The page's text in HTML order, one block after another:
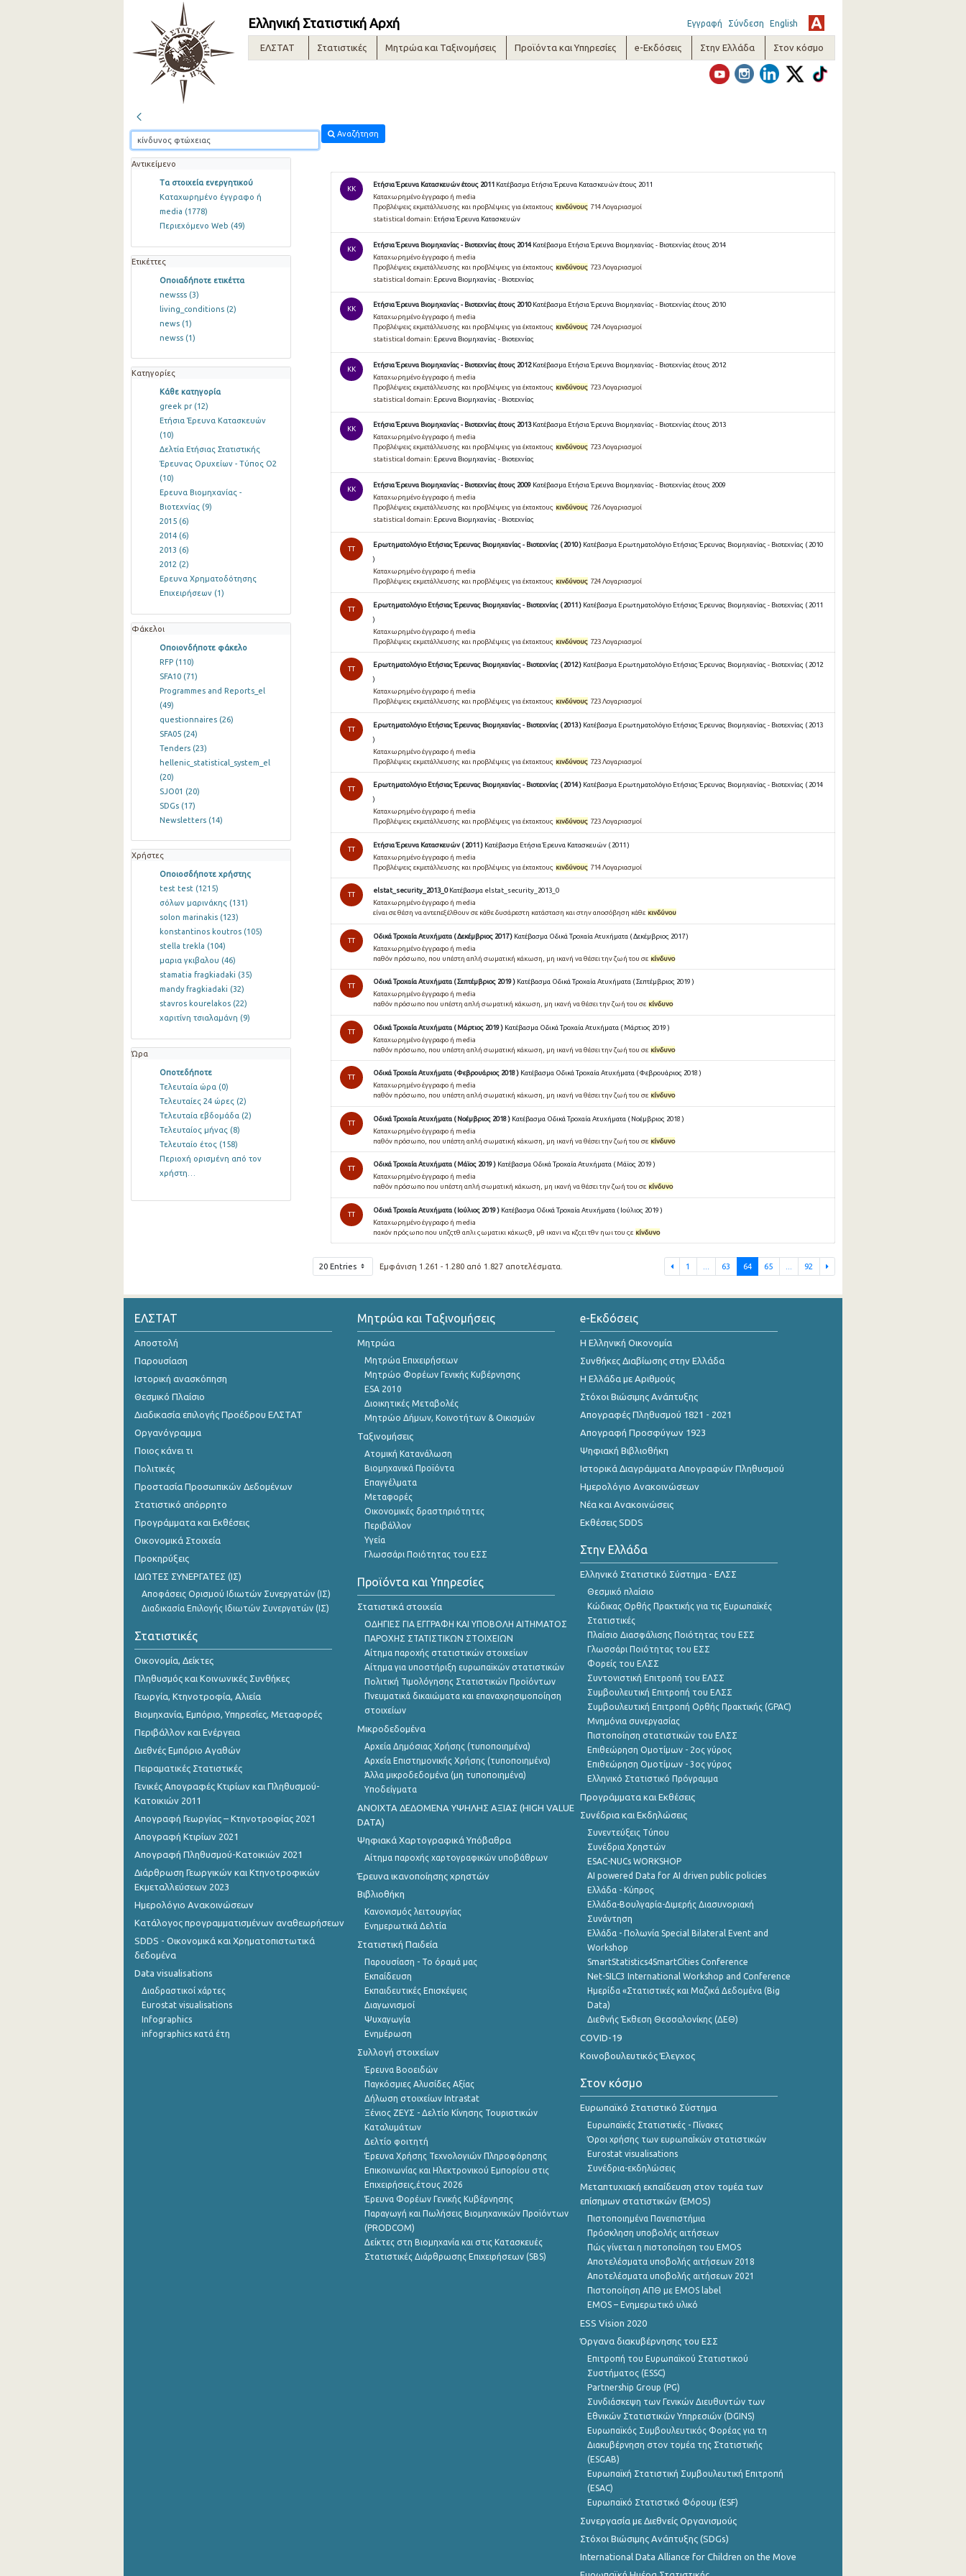
Ελληνική Στατιστική Αρχή Εγγραφή Σύνδεση English
ΕΛΣΤΑΤ Στατιστικές Μητρώα και Ταξινομήσεις Προϊόντα και Υπηρεσίες e-Εκδόσεις Στην Ελλάδα Στον κόσμο
Αναζήτηση
Αντικείμενο
Τα στοιχεία ενεργητικού
Καταχωρημένο έγγραφο ή
media (1778)
Περιεχόμενο Web (49)
Ετικέττες
Οποιαδήποτε ετικέττα
newsss (3)
living_conditions (2)
news (1)
newss (1)
Κατηγορίες
Κάθε κατηγορία
greek pr (12)
Ετήσια Έρευνα Κατασκευών
(10)
Δελτία Ετήσιας Στατιστικής
Έρευνας Ορυχείων - Τύπος Ο2
(10)
Ερευνα Βιομηχανίας -
Βιοτεχνίας (9)
2015 (6)
2014 (6)
2013 (6)
2012 (2)
Ερευνα Χρηματοδότησης
Επιχειρήσεων (1)
Φάκελοι
Οποιονδήποτε φάκελο
RFP (110)
SFA10 (71)
Programmes and Reports_el
(49)
questionnaires (26)
SFA05 (24)
Tenders (23)
hellenic_statistical_system_el
(20)
SJO01 (20)
SDGs (17)
Newsletters (14)
Χρήστες
Οποιοσδήποτε χρήστης
test test (1215)
σόλων μαρινάκης (131)
solon marinakis (123)
konstantinos koutros (105)
stella trekla (104)
μαρια γκιβαλου (46)
stamatia fragkiadaki (35)
mandy fragkiadaki (32)
stavros kourelakos (22)
χαριτίνη τσιαλαμάνη (9)
Ώρα
Οποτεδήποτε
Τελευταία ώρα (0)
Τελευταίες 24 ώρες (2)
Τελευταία εβδομάδα (2)
Τελευταίος μήνας (8)
Τελευταίο έτος (158)
Περιοχή ορισμένη από τον
χρήστη…
KK
Ετήσια Έρευνα Κατασκευών έτους 2011 Κατέβασμα Ετήσια Έρευνα Κατασκευών έτους 2011
Καταχωρημένο έγγραφο ή media
Προβλέψεις εκμετάλλευσης και προβλέψεις για έκτακτους κινδύνους 714 Λογαριασμοί
statistical domain: Ετήσια Έρευνα Κατασκευών
KK
Ετήσια Έρευνα Βιομηχανίας - Βιοτεχνίας έτους 2014 Κατέβασμα Ετήσια Έρευνα Βιομηχανίας - Βιοτεχνίας έτους 2014
Καταχωρημένο έγγραφο ή media
Προβλέψεις εκμετάλλευσης και προβλέψεις για έκτακτους κινδύνους 723 Λογαριασμοί
statistical domain: Ερευνα Βιομηχανίας - Βιοτεχνίας
KK
Ετήσια Έρευνα Βιομηχανίας - Βιοτεχνίας έτους 2010 Κατέβασμα Ετήσια Έρευνα Βιομηχανίας - Βιοτεχνίας έτους 2010
Καταχωρημένο έγγραφο ή media
Προβλέψεις εκμετάλλευσης και προβλέψεις για έκτακτους κινδύνους 724 Λογαριασμοί
statistical domain: Ερευνα Βιομηχανίας - Βιοτεχνίας
KK
Ετήσια Έρευνα Βιομηχανίας - Βιοτεχνίας έτους 2012 Κατέβασμα Ετήσια Έρευνα Βιομηχανίας - Βιοτεχνίας έτους 2012
Καταχωρημένο έγγραφο ή media
Προβλέψεις εκμετάλλευσης και προβλέψεις για έκτακτους κινδύνους 723 Λογαριασμοί
statistical domain: Ερευνα Βιομηχανίας - Βιοτεχνίας
KK
Ετήσια Έρευνα Βιομηχανίας - Βιοτεχνίας έτους 2013 Κατέβασμα Ετήσια Έρευνα Βιομηχανίας - Βιοτεχνίας έτους 2013
Καταχωρημένο έγγραφο ή media
Προβλέψεις εκμετάλλευσης και προβλέψεις για έκτακτους κινδύνους 723 Λογαριασμοί
statistical domain: Ερευνα Βιομηχανίας - Βιοτεχνίας
KK
Ετήσια Έρευνα Βιομηχανίας - Βιοτεχνίας έτους 2009 Κατέβασμα Ετήσια Έρευνα Βιομηχανίας - Βιοτεχνίας έτους 2009
Καταχωρημένο έγγραφο ή media
Προβλέψεις εκμετάλλευσης και προβλέψεις για έκτακτους κινδύνους 726 Λογαριασμοί
statistical domain: Ερευνα Βιομηχανίας - Βιοτεχνίας
TT
Ερωτηματολόγιο Ετήσιας Έρευνας Βιομηχανίας - Βιοτεχνίας ( 2010 ) Κατέβασμα Ερωτηματολόγιο Ετήσιας Έρευνας Βιομηχανίας - Βιοτεχνίας ( 2010
)
Καταχωρημένο έγγραφο ή media
Προβλέψεις εκμετάλλευσης και προβλέψεις για έκτακτους κινδύνους 724 Λογαριασμοί
TT
Ερωτηματολόγιο Ετήσιας Έρευνας Βιομηχανίας - Βιοτεχνίας ( 2011 ) Κατέβασμα Ερωτηματολόγιο Ετήσιας Έρευνας Βιομηχανίας - Βιοτεχνίας ( 2011
)
Καταχωρημένο έγγραφο ή media
Προβλέψεις εκμετάλλευσης και προβλέψεις για έκτακτους κινδύνους 723 Λογαριασμοί
TT
Ερωτηματολόγιο Ετήσιας Έρευνας Βιομηχανίας - Βιοτεχνίας ( 2012 ) Κατέβασμα Ερωτηματολόγιο Ετήσιας Έρευνας Βιομηχανίας - Βιοτεχνίας ( 2012
)
Καταχωρημένο έγγραφο ή media
Προβλέψεις εκμετάλλευσης και προβλέψεις για έκτακτους κινδύνους 723 Λογαριασμοί
TT
Ερωτηματολόγιο Ετήσιας Έρευνας Βιομηχανίας - Βιοτεχνίας ( 2013 ) Κατέβασμα Ερωτηματολόγιο Ετήσιας Έρευνας Βιομηχανίας - Βιοτεχνίας ( 2013
)
Καταχωρημένο έγγραφο ή media
Προβλέψεις εκμετάλλευσης και προβλέψεις για έκτακτους κινδύνους 723 Λογαριασμοί
TT
Ερωτηματολόγιο Ετήσιας Έρευνας Βιομηχανίας - Βιοτεχνίας ( 2014 ) Κατέβασμα Ερωτηματολόγιο Ετήσιας Έρευνας Βιομηχανίας - Βιοτεχνίας ( 2014
)
Καταχωρημένο έγγραφο ή media
Προβλέψεις εκμετάλλευσης και προβλέψεις για έκτακτους κινδύνους 723 Λογαριασμοί
TT
Ετήσια Έρευνα Κατασκευών ( 2011 ) Κατέβασμα Ετήσια Έρευνα Κατασκευών ( 2011 )
Καταχωρημένο έγγραφο ή media
Προβλέψεις εκμετάλλευσης και προβλέψεις για έκτακτους κινδύνους 714 Λογαριασμοί
TT
elstat_security_2013_0 Κατέβασμα elstat_security_2013_0
Καταχωρημένο έγγραφο ή media
είναι σε θέση να αντεπεξέλθουν σε κάθε δυσάρεστη κατάσταση και στην αποσόβηση κάθε κινδύνου
TT
Οδικά Τροχαία Ατυχήματα ( Δεκέμβριος 2017 ) Κατέβασμα Οδικά Τροχαία Ατυχήματα ( Δεκέμβριος 2017 )
Καταχωρημένο έγγραφο ή media
παθόν πρόσωπο, που υπέστη απλή σωματική κάκωση, μη ικανή να θέσει την ζωή του σε κίνδυνο
TT
Οδικά Τροχαία Ατυχήματα ( Σεπτέμβριος 2019 ) Κατέβασμα Οδικά Τροχαία Ατυχήματα ( Σεπτέμβριος 2019 )
Καταχωρημένο έγγραφο ή media
παθόν πρόσωπο που υπέστη απλή σωματική κάκωση, μη ικανή να θέσει την ζωή του σε κίνδυνο
TT
Οδικά Τροχαία Ατυχήματα ( Μάρτιος 2019 ) Κατέβασμα Οδικά Τροχαία Ατυχήματα ( Μάρτιος 2019 )
Καταχωρημένο έγγραφο ή media
παθόν πρόσωπο, που υπέστη απλή σωματική κάκωση, μη ικανή να θέσει την ζωή του σε κίνδυνο
TT
Οδικά Τροχαία Ατυχήματα ( Φεβρουάριος 2018 ) Κατέβασμα Οδικά Τροχαία Ατυχήματα ( Φεβρουάριος 2018 )
Καταχωρημένο έγγραφο ή media
παθόν πρόσωπο, που υπέστη απλή σωματική κάκωση, μη ικανή να θέσει την ζωή του σε κίνδυνο
TT
Οδικά Τροχαία Ατυχήματα ( Νοέμβριος 2018 ) Κατέβασμα Οδικά Τροχαία Ατυχήματα ( Νοέμβριος 2018 )
Καταχωρημένο έγγραφο ή media
παθόν πρόσωπο, που υπέστη απλή σωματική κάκωση, μη ικανή να θέσει την ζωή του σε κίνδυνο
TT
Οδικά Τροχαία Ατυχήματα ( Μάϊος 2019 ) Κατέβασμα Οδικά Τροχαία Ατυχήματα ( Μάϊος 2019 )
Καταχωρημένο έγγραφο ή media
παθόν πρόσωπο που υπέστη απλή σωματική κάκωση, μη ικανή να θέσει την ζωή του σε κίνδυνο
TT
Οδικά Τροχαία Ατυχήματα ( Ιούλιος 2019 ) Κατέβασμα Οδικά Τροχαία Ατυχήματα ( Ιούλιος 2019 )
Καταχωρημένο έγγραφο ή media
πακόν πρόςωπο που υπζςτθ απλι ςωματικι κάκωςθ, μθ ικανι να κζςει τθν ηωι του ςε κίνδυνο
20 Entries Εμφάνιση 1.261 - 1.280 από 1.827 αποτελέσματα. 1 63 64 65 92
ΕΛΣΤΑΤ
Αποστολή
Παρουσίαση
Ιστορική ανασκόπηση
Θεσμικό Πλαίσιο
Διαδικασία επιλογής Προέδρου ΕΛΣΤΑΤ
Οργανόγραμμα
Ποιος κάνει τι
Πολιτικές
Προστασία Προσωπικών Δεδομένων
Στατιστικό απόρρητο
Προγράμματα και Εκθέσεις
Οικονομικά Στοιχεία
Προκηρύξεις
ΙΔΙΩΤΕΣ ΣΥΝΕΡΓΑΤΕΣ (ΙΣ)
Αποφάσεις Ορισμού Ιδιωτών Συνεργατών (ΙΣ)
Διαδικασία Επιλογής Ιδιωτών Συνεργατών (ΙΣ)
Στατιστικές
Οικονομία, Δείκτες
Πληθυσμός και Κοινωνικές Συνθήκες
Γεωργία, Κτηνοτροφία, Αλιεία
Βιομηχανία, Εμπόριο, Υπηρεσίες, Μεταφορές
Περιβάλλον και Ενέργεια
Διεθνές Εμπόριο Αγαθών
Πειραματικές Στατιστικές
Γενικές Απογραφές Κτιρίων και Πληθυσμού-
Κατοικιών 2011
Απογραφή Γεωργίας – Κτηνοτροφίας 2021
Απογραφή Κτιρίων 2021
Απογραφή Πληθυσμού-Κατοικιών 2021
Διάρθρωση Γεωργικών και Κτηνοτροφικών
Εκμεταλλεύσεων 2023
Ημερολόγιο Ανακοινώσεων
Κατάλογος προγραμματισμένων αναθεωρήσεων
SDDS - Οικονομικά και Χρηματοπιστωτικά
δεδομένα
Data visualisations
Διαδραστικοί χάρτες
Eurostat visualisations
Infographics
infographics κατά έτη
Μητρώα και Ταξινομήσεις
Μητρώα
Μητρώα Επιχειρήσεων
Μητρώο Φορέων Γενικής Κυβέρνησης
ESA 2010
Διοικητικές Μεταβολές
Μητρώο Δήμων, Κοινοτήτων & Οικισμών
Ταξινομήσεις
Ατομική Κατανάλωση
Βιομηχανικά Προϊόντα
Επαγγέλματα
Μεταφορές
Οικονομικές δραστηριότητες
Περιβάλλον
Υγεία
Γλωσσάρι Ποιότητας του ΕΣΣ
Προϊόντα και Υπηρεσίες
Στατιστικά στοιχεία
ΟΔΗΓΙΕΣ ΓΙΑ ΕΓΓΡΑΦΗ ΚΑΙ ΥΠΟΒΟΛΗ ΑΙΤΗΜΑΤΟΣ
ΠΑΡΟΧΗΣ ΣΤΑΤΙΣΤΙΚΩΝ ΣΤΟΙΧΕΙΩΝ
Αίτημα παροχής στατιστικών στοιχείων
Αίτημα για υποστήριξη ευρωπαϊκών στατιστικών
Πολιτική Τιμολόγησης Στατιστικών Προϊόντων
Πνευματικά δικαιώματα και επαναχρησιμοποίηση
στοιχείων
Μικροδεδομένα
Αρχεία Δημόσιας Χρήσης (τυποποιημένα)
Αρχεία Επιστημονικής Χρήσης (τυποποιημένα)
Άλλα μικροδεδομένα (μη τυποποιημένα)
Υποδείγματα
ANOIXTA ΔΕΔΟΜΕΝΑ ΥΨΗΛΗΣ ΑΞΙΑΣ (HIGH VALUE
DATA)
Ψηφιακά Χαρτογραφικά Υπόβαθρα
Αίτημα παροχής χαρτογραφικών υποβάθρων
Έρευνα ικανοποίησης χρηστών
Βιβλιοθήκη
Κανονισμός λειτουργίας
Ενημερωτικά Δελτία
Στατιστική Παιδεία
Παρουσίαση - Το όραμά μας
Εκπαίδευση
Εκπαιδευτικές Επισκέψεις
Διαγωνισμοί
Ψυχαγωγία
Ενημέρωση
Συλλογή στοιχείων
Έρευνα Βοοειδών
Παγκόσμιες Αλυσίδες Αξίας
Δήλωση στοιχείων Intrastat
Ξένιος ΖΕΥΣ - Δελτίο Κίνησης Τουριστικών
Καταλυμάτων
Δελτίο φοιτητή
Έρευνα Χρήσης Τεχνολογιών Πληροφόρησης
Επικοινωνίας και Ηλεκτρονικού Εμπορίου στις
Επιχειρήσεις,έτους 2026
Έρευνα Φορέων Γενικής Κυβέρνησης
Παραγωγή και Πωλήσεις Βιομηχανικών Προϊόντων
(PRODCOM)
Δείκτες στη Βιομηχανία και στις Κατασκευές
Στατιστικές Διάρθρωσης Επιχειρήσεων (SBS)
e-Εκδόσεις
Η Ελληνική Οικονομία
Συνθήκες Διαβίωσης στην Ελλάδα
Η Ελλάδα με Αριθμούς
Στόχοι Βιώσιμης Ανάπτυξης
Απογραφές Πληθυσμού 1821 - 2021
Απογραφή Προσφύγων 1923
Ψηφιακή Βιβλιοθήκη
Ιστορικά Διαγράμματα Απογραφών Πληθυσμού
Ημερολόγιο Ανακοινώσεων
Νέα και Ανακοινώσεις
Εκθέσεις SDDS
Στην Ελλάδα
Ελληνικό Στατιστικό Σύστημα - ΕΛΣΣ
Θεσμικό πλαίσιο
Κώδικας Ορθής Πρακτικής για τις Ευρωπαϊκές
Στατιστικές
Πλαίσιο Διασφάλισης Ποιότητας του ΕΣΣ
Γλωσσάρι Ποιότητας του ΕΣΣ
Φορείς του ΕΛΣΣ
Συντονιστική Επιτροπή του ΕΛΣΣ
Συμβουλευτική Επιτροπή του ΕΛΣΣ
Συμβουλευτική Επιτροπή Ορθής Πρακτικής (GPAC)
Μνημόνια συνεργασίας
Πιστοποίηση στατιστικών του ΕΛΣΣ
Επιθεώρηση Ομοτίμων - 2ος γύρος
Επιθεώρηση Ομοτίμων - 3ος γύρος
Ελληνικό Στατιστικό Πρόγραμμα
Προγράμματα και Εκθέσεις
Συνέδρια και Εκδηλώσεις
Συνεντεύξεις Τύπου
Συνέδρια Χρηστών
ESAC-NUCs WORKSHOP
AI powered Data for AI driven public policies
Ελλάδα - Κύπρος
Ελλάδα-Βουλγαρία-Διμερής Διασυνοριακή
Συνάντηση
Ελλάδα - Πολωνία Special Bilateral Event and
Workshop
SmartStatistics4SmartCities Conference
Net-SILC3 International Workshop and Conference
Ημερίδα «Στατιστικές και Μαζικά Δεδομένα (Big
Data)
Διεθνής Έκθεση Θεσσαλονίκης (ΔΕΘ)
COVID-19
Κοινοβουλευτικός Έλεγχος
Στον κόσμο
Ευρωπαϊκό Στατιστικό Σύστημα
Ευρωπαϊκές Στατιστικές - Πίνακες
Όροι χρήσης των ευρωπαΪκών στατιστικών
Eurostat visualisations
Συνέδρια-εκδηλώσεις
Μεταπτυχιακή εκπαίδευση στον τομέα των
επίσημων στατιστικών (EMOS)
Πιστοποιημένα Πανεπιστήμια
Πρόσκληση υποβολής αιτήσεων
Πώς γίνεται η πιστοποίηση του EMOS
Αποτελέσματα υποβολής αιτήσεων 2018
Αποτελέσματα υποβολής αιτήσεων 2021
Πιστοποίηση ΑΠΘ με EMOS label
EMOS – Ενημερωτικό υλικό
ESS Vision 2020
Όργανα διακυβέρνησης του ΕΣΣ
Επιτροπή του Ευρωπαϊκού Στατιστικού
Συστήματος (ESSC)
Partnership Group (PG)
Συνδιάσκεψη των Γενικών Διευθυντών των
Εθνικών Στατιστικών Υπηρεσιών (DGINS)
Ευρωπαϊκός Συμβουλευτικός Φορέας για τη
Διακυβέρνηση στον τομέα της Στατιστικής
(ESGAB)
Ευρωπαϊκή Στατιστική Συμβουλευτική Επιτροπή
(ESAC)
Ευρωπαϊκό Στατιστικό Φόρουμ (ESF)
Συνεργασία με Διεθνείς Οργανισμούς
Στόχοι Βιώσιμης Ανάπτυξης (SDGs)
International Data Alliance for Children on the Move